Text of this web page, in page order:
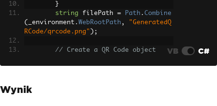
}
string filePath = Path . Combine
(
_environment . WebRootPath ,
"GeneratedQ
RCode/qrcode.png" );
// Create a QR Code object
tyleOptions
VB C#
Wynik